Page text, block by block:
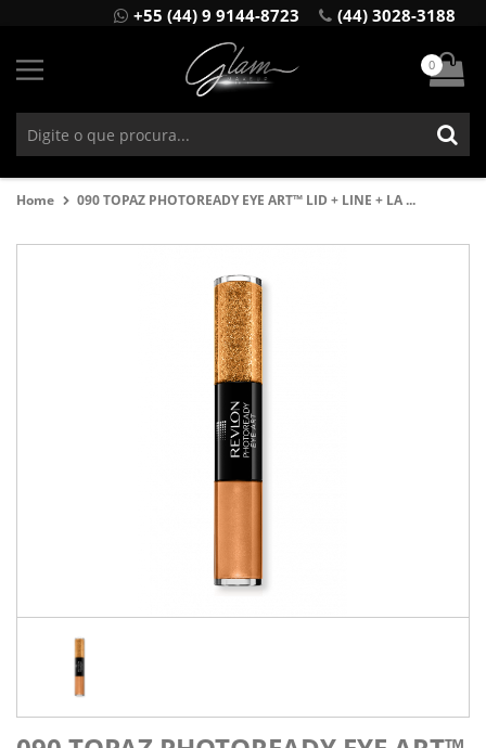
+55 (44) 9 9144-8723 (44) 3028-3188
0
Home 090 TOPAZ PHOTOREADY EYE ART™ LID + LINE + LA ...